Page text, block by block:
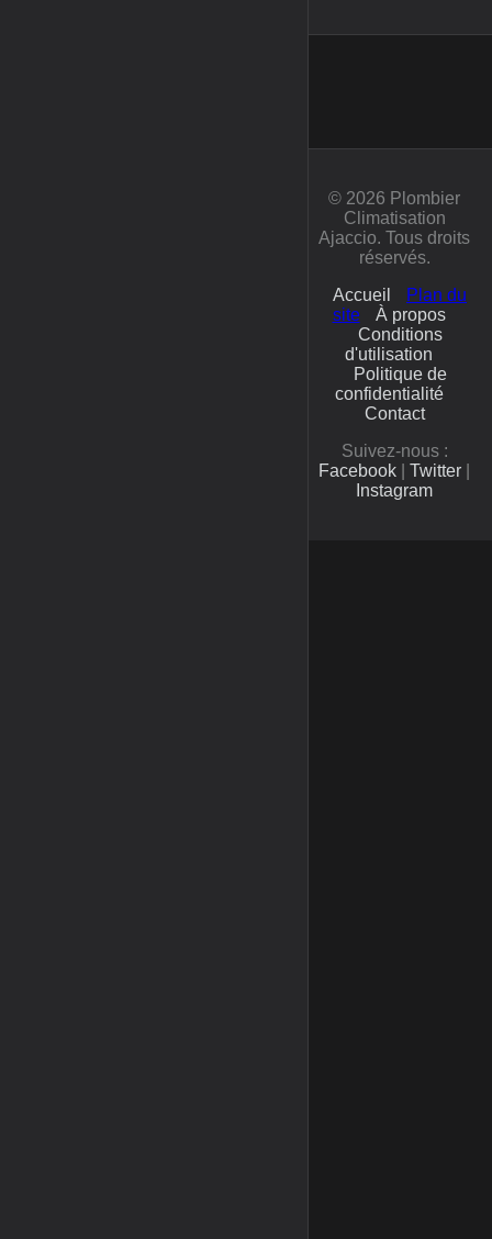
© 2026 Plombier
Climatisation
Ajaccio. Tous droits
réservés.
Accueil
Plan du
site
À propos
Conditions
d'utilisation
Politique de
confidentialité
Contact
Suivez-nous :
Facebook
Twitter
Instagram